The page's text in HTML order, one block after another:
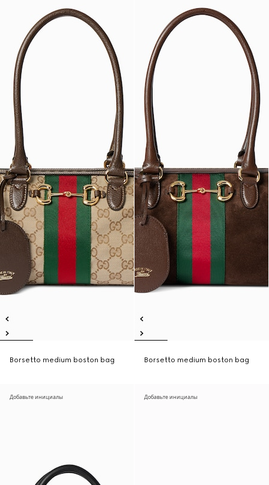
Borsetto medium boston bag Borsetto medium boston bag
Добавьте инициалы Добавьте инициалы